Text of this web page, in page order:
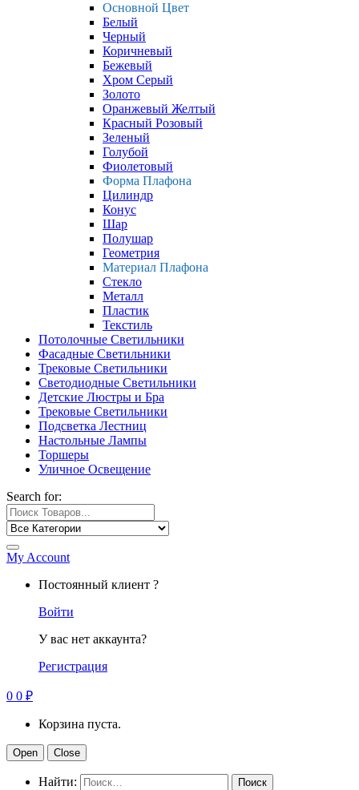
Основной Цвет
Белый
Черный
Коричневый
Бежевый
Хром Серый
Золото
Оранжевый Желтый
Красный Розовый
Зеленый
Голубой
Фиолетовый
Форма Плафона
Цилиндр
Конус
Шар
Полушар
Геометрия
Материал Плафона
Стекло
Металл
Пластик
Текстиль
Потолочные Светильники
Фасадные Светильники
Трековые Светильники
Светодиодные Светильники
Детские Люстры и Бра
Трековые Светильники
Подсветка Лестниц
Настольные Лампы
Торшеры
Уличное Освещение
Search for:
My Account
Постоянный клиент ?
Войти
У вас нет аккаунта?
Регистрация
0 0 ₽
Корзина пуста.
Open Close
Найти: